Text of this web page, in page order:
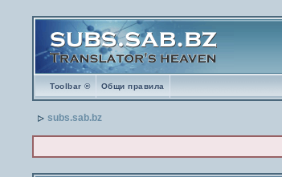
Toolbar ® Общи правила
subs.sab.bz